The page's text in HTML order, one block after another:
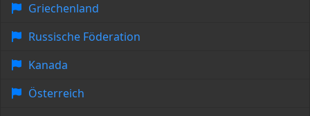
Griechenland
Russische Föderation
Kanada
Österreich